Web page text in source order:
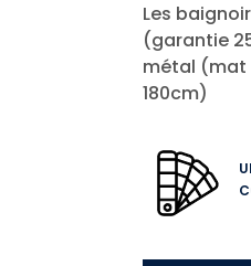
Les
(garantie
métal (mat
180cm)